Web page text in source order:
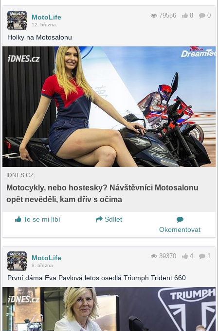
MotoLife
12. března
79556 8 0
Holky na Motosalonu
IDNES.CZ
Motocykly, nebo hostesky? Návštěvníci Motosalonu
opět nevěděli, kam dřív s očima
To se mi líbí
Sdílet
Okomentovat
MotoLife
9. března
39370 4 1
První dáma Eva Pavlová letos osedlá Triumph Trident 660